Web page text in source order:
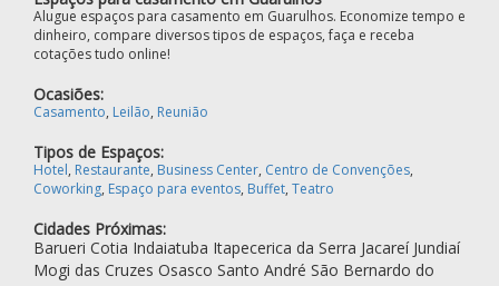
Alugue espaços para casamento em Guarulhos. Economize tempo e
dinheiro, compare diversos tipos de espaços, faça e receba
cotações tudo online!
Ocasiões:
Casamento, Leilão, Reunião
Tipos de Espaços:
Hotel, Restaurante, Business Center, Centro de Convenções,
Coworking, Espaço para eventos, Buffet, Teatro
Cidades Próximas:
Barueri Cotia Indaiatuba Itapecerica da Serra Jacareí Jundiaí
Mogi das Cruzes Osasco Santo André São Bernardo do